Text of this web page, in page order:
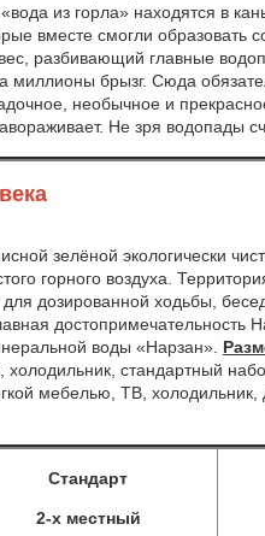
из горла» находятся в
вместе смогли
разбивающий главные
брызг. Сюда
необычное и
Не зря водопады
зелёной экологически
горного воздуха.
дозированной ходьбы,
воды «Нарзан».
стандартный
мебелью, ТВ, холодильник,
Стандарт
2-х местный